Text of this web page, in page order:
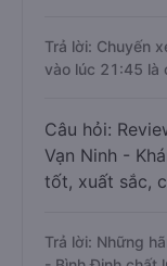
Trả lời: Chuyến
vào lúc 21:45 là
Câu hỏi:
Vạn Ninh -
tốt, xuất sắc,
Trả lời: Những